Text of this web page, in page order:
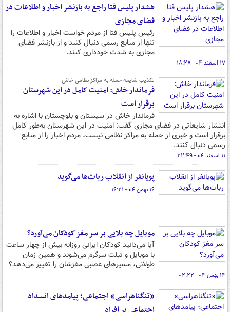
هشدار پلیس فتا راجع به بازنشر اخبار و اطلاعات در
فضای مجازی
رئیس پلیس فتا از مردم خواست اخبار و اطلاعات را
تنها از منابع رسمی دنبال کنند و از بازنشر فضای
مجازی به شدت خودداری کنند.
۱۷ اسفند ۰۴ - ۱۸:۲۸
تکذیب شایعه حمله به مراکز نظامی خاش
فرماندار خاش: امنیت کامل در این شهرستان
برقرار است
فرماندار خاش در سیستان و بلوچستان با اشاره به
انتشار شایعاتی در فضای مجازی گفت: امنیت در این شهرستان به‌طور کامل
برقرار است و خبری از حمله به مراکز نظامی نیست، مردم اخبار را از منابع
رسمی دنبال کنند.
۱۱ اسفند ۰۴ - ۲۲:۴۹
پویانفر از انقلاب ربات‌ها می‌گوید
۱۶ بهمن ۰۴ - ۱۶:۲۱
موبایل چه بلایی بر سر مغز کودکان می‌آورد؟
آیا می‌دانید کودکان ایرانی روزانه بیش از چهار ساعت
با موبایل و تبلت سرگرم می‌شوند و همین زمان
طولانی، مسیرهای عصبی مغزشان را تغییر می‌دهد؟
۱۴ بهمن ۰۴ - ۰۲:۲۲
«تنگناهراسی» اجتماعی؛ پیامدهای انسداد